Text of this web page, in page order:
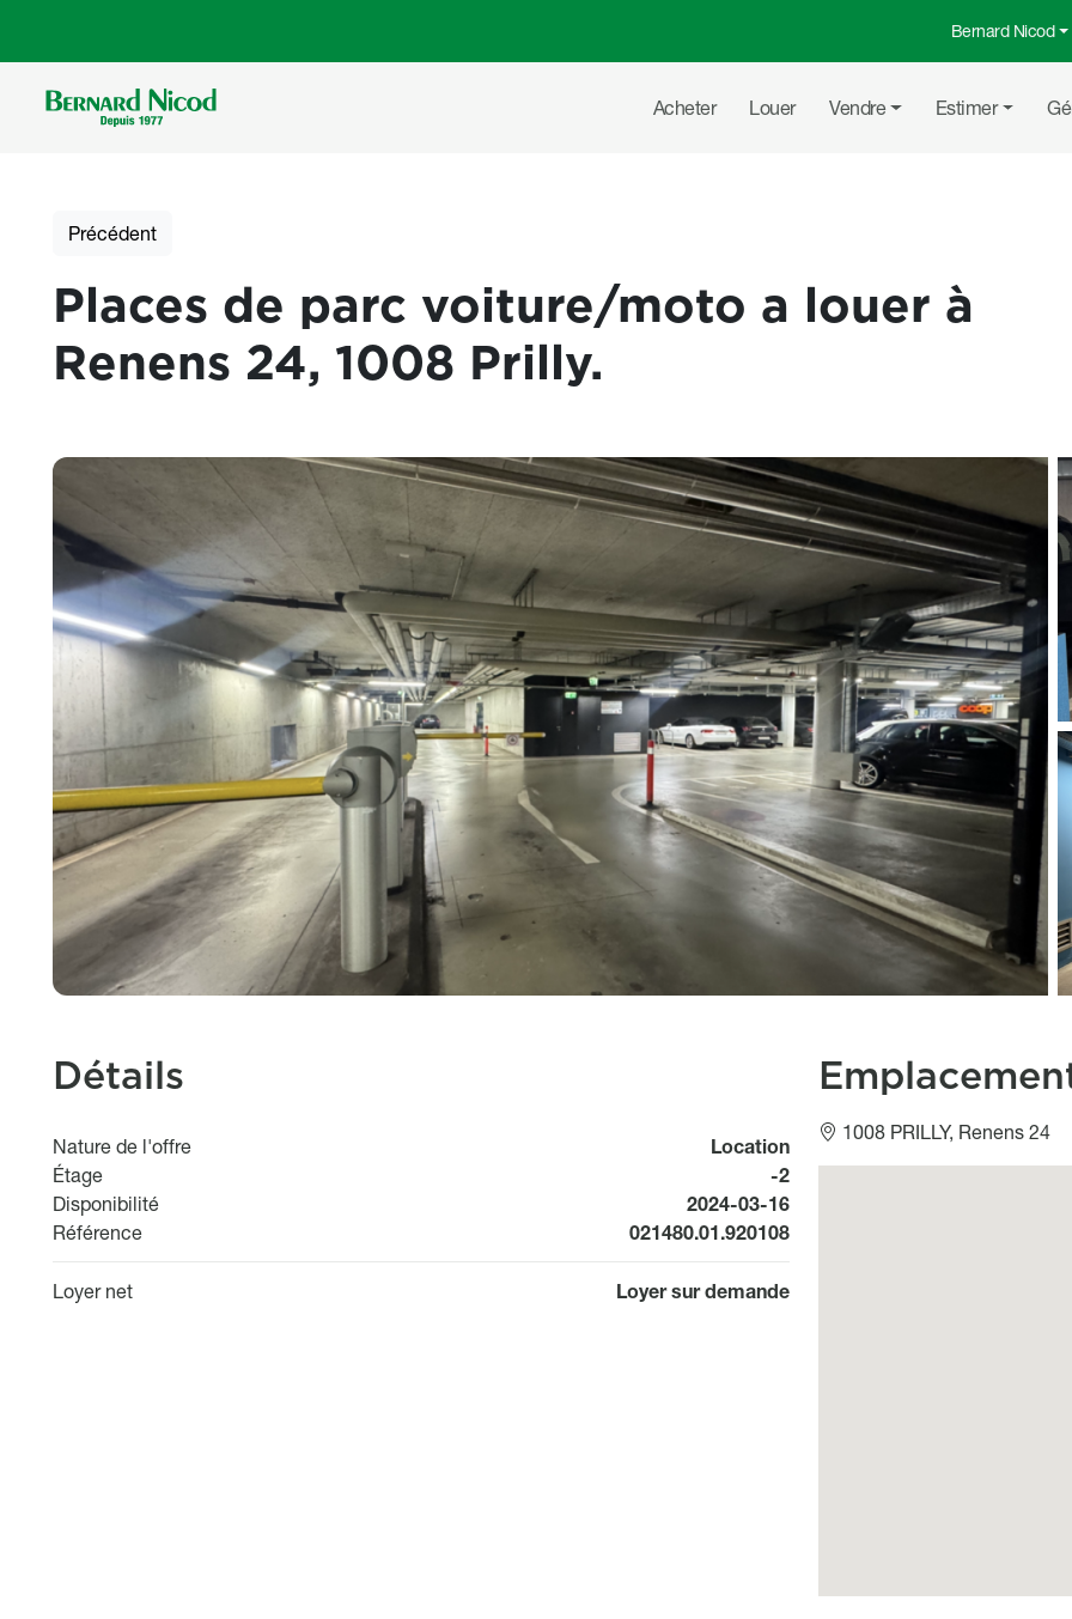
Menu top
Bernard Nicod
Navigation principale
Acheter Louer Vendre Estimer
Précédent
Places de parc voiture/moto a louer à
Renens 24, 1008 Prilly.
Photos
Détails
Nature de l'offre
Location
Étage
-2
Disponibilité
Available from
2024-03-16
Référence
021480.01.920108
Loyer net Loyer sur demande
1008 PRILLY, Renens 24